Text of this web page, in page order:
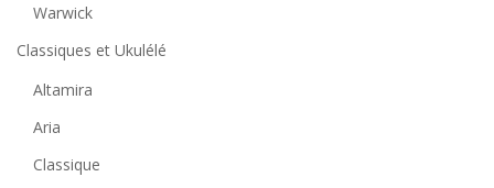
Warwick
Classiques et Ukulélé
Altamira
Aria
Classique